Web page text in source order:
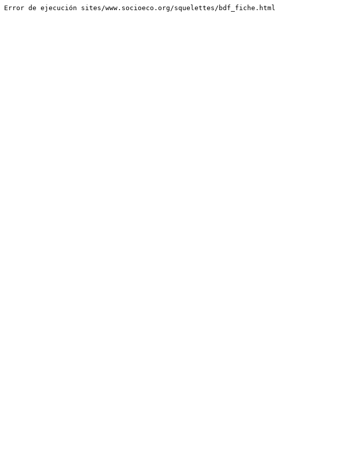
Error de ejecución sites/www.socioeco.org/squelettes/bdf_fiche.html